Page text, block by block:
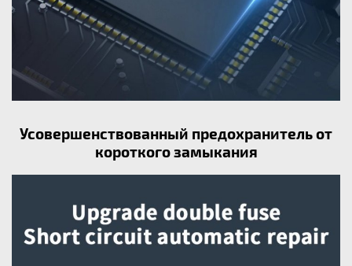
Усовершенствованный предохранитель от
короткого замыкания